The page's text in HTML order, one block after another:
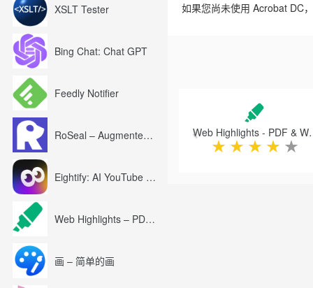
XSLT Tester
Bing Chat: Chat GPT
Feedly Notifier
RoSeal – Augmented Roblox Experience
Eightify: AI YouTube Summary with ChatGPT
Web Highlights – PDF & Web Highlighter
画 – 简单的画
如果您尚未使用 Acrobat DC
Web
★ ★ ★ ★ ★